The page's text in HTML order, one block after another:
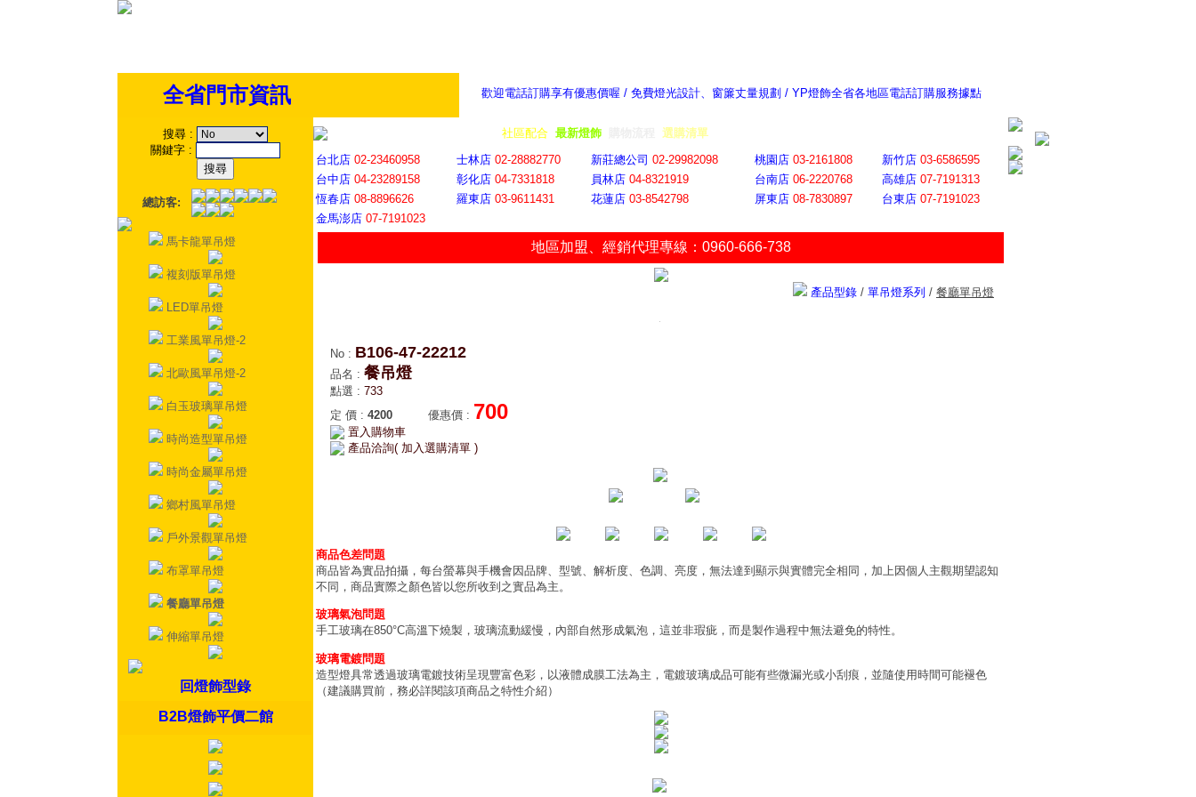
歡迎電話訂購享有優惠價喔 / 免費燈光設計、窗簾丈量規劃 / YP燈飾全省各地區電話訂購服務據點
全省門市資訊
搜尋 :
關鍵字 :
總訪客:
馬卡龍單吊燈
複刻版單吊燈
LED單吊燈
工業風單吊燈-2
北歐風單吊燈-2
白玉玻璃單吊燈
時尚造型單吊燈
時尚金屬單吊燈
鄉村風單吊燈
戶外景觀單吊燈
布罩單吊燈
餐廳單吊燈
伸縮單吊燈
回燈飾型錄
B2B燈飾平價二館
社區配合 最新燈飾 選購清單
台北店 02-23460958 士林店 02-28882770 新莊總公司 02-29982098 桃園店 03-2161808 新竹店 03-6586595
台中店 04-23289158 彰化店 04-7331818 員林店 04-8321919 台南店 06-2220768 高雄店 07-7191313
恆春店 08-8896626 羅東店 03-9611431 花蓮店 03-8542798 屏東店 08-7830897 台東店 07-7191023
金馬澎店 07-7191023
地區加盟 經銷代理專線：0960-666-738
產品型錄 / 單吊燈系列 / 餐廳單吊燈
No : B106-47-22212
品名 : 餐吊燈
點選 : 733
定 價 : 4200 優惠價 : 700
置入購物車
產品洽詢( 加入選購清單 )
商品色差問題
商品皆為實品拍攝，每台螢幕與手機會因品牌、型號、解析度、色調、亮度，無法達到顯示與實體完全相同，加上因個人主觀期望認知
不同，商品實際之顏色皆以您所收到之實品為主。
玻璃氣泡問題
手工玻璃在850°C高溫下燒製，玻璃流動緩慢，內部自然形成氣泡，這並非瑕疵，而是製作過程中無法避免的特性。
玻璃電鍍問題
造型燈具常透過玻璃電鍍技術呈現豐富色彩，以液體成膜工法為主，電鍍玻璃成品可能有些微漏光或小刮痕，並隨使用時間可能褪色
（建議購買前，務必詳閱該項商品之特性介紹）